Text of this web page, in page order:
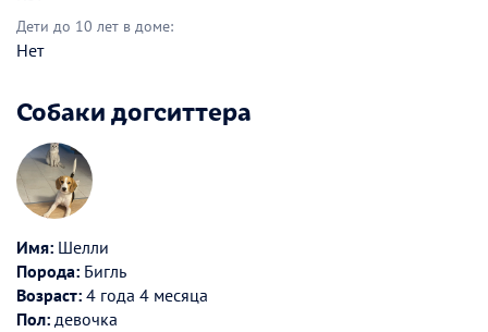
Дети до 10 лет в доме:
Нет
Собаки догситтера
Имя: Шелли
Порода: Бигль
Возраст: 4 года 4 месяца
Пол: девочка